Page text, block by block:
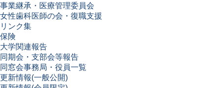
事業継承・医療管理委員会
女性歯科医師の会・復職支援
リンク集
保険
大学関連報告
同期会・支部会等報告
同窓会事務局・役員一覧
更新情報(一般公開)